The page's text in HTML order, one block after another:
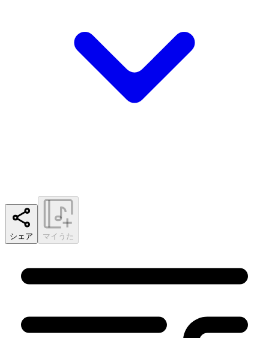
シェア マイうた